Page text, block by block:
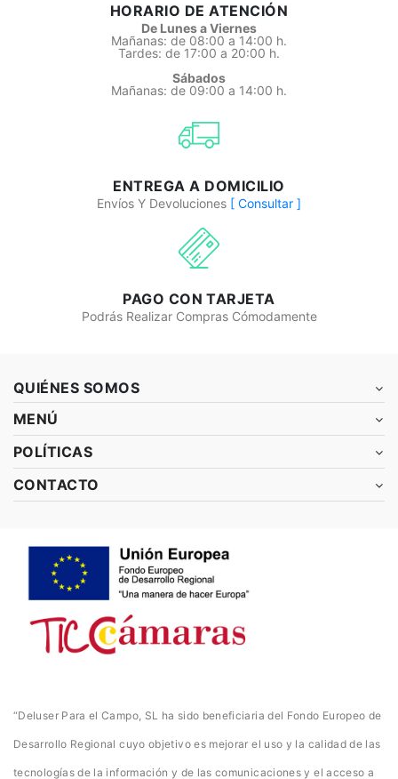
HORARIO DE ATENCIÓN
De Lunes a Viernes
Mañanas: de 08:00 a 14:00 h.
Tardes: de 17:00 a 20:00 h.
Sábados
Mañanas: de 09:00 a 14:00 h.
ENTREGA A DOMICILIO
Envíos Y Devoluciones [ Consultar ]
PAGO CON TARJETA
Podrás Realizar Compras Cómodamente
QUIÉNES SOMOS
MENÚ
POLÍTICAS
CONTACTO
“Deluser Para el Campo, SL ha sido beneficiaria del Fondo Europeo de
Desarrollo Regional cuyo objetivo es mejorar el uso y la calidad de las
tecnologías de la información y de las comunicaciones y el acceso a